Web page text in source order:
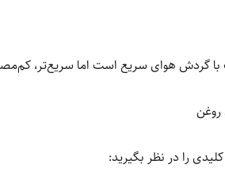
گردش هوای سریع است اما سریع‌تر،
روغن
کلیدی را در نظر بگیرید: